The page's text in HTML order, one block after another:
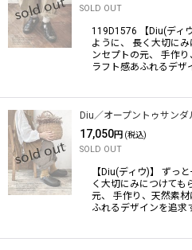
SOLD OUT
119D1576 【Diu(ディ
ように、 長く大切に
ンセプトの元、 手作
ラフト感あふれるデザ
Diu／オープントゥサンダ
17,050円 (税込)
SOLD OUT
【Diu(ディウ)】 ずっ
く大切にみにつけても
元、 手作り、天然素
ふれるデザインを追求